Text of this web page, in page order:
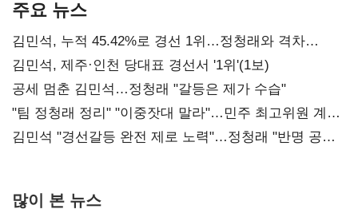
주요 뉴스
김민석, 누적 45.42%로 경선 1위…정청래와 격차
0.86%p(2보)
김민석, 제주·인천 당대표 경선서 '1위'(1보)
공세 멈춘 김민석…정청래 "갈등은 제가 수습"
"팀 정청래 정리" "이중잣대 말라"…민주 최고위원 계파
다툼 격화
김민석 "경선갈등 완전 제로 노력"…정청래 "반명 공세
많이 본 뉴스